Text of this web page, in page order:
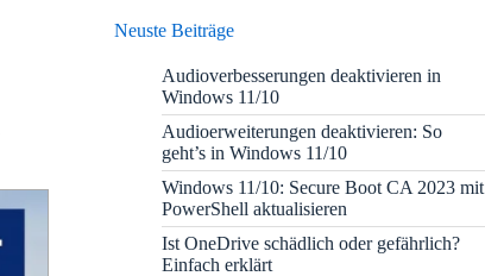
Neuste Beiträge
Audioverbesserungen deaktivieren in
Windows 11/10
Audioerweiterungen deaktivieren: So
geht’s in Windows 11/10
Windows 11/10: Secure Boot CA 2023 mit
PowerShell aktualisieren
Ist OneDrive schädlich oder gefährlich?
Einfach erklärt